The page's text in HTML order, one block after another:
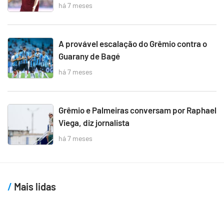
há 7 meses
A provável escalação do Grêmio contra o
Guarany de Bagé
há 7 meses
Grêmio e Palmeiras conversam por Raphael
Viega, diz jornalista
há 7 meses
Mais lidas